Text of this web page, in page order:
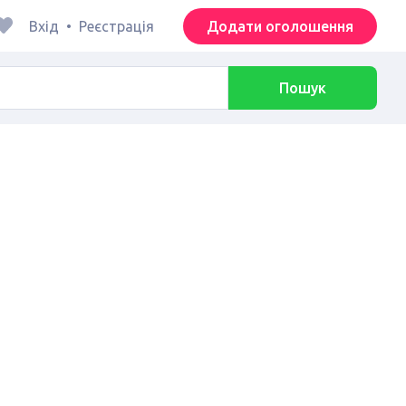
Вхід • Реєстрація Додати оголошення
Пошук